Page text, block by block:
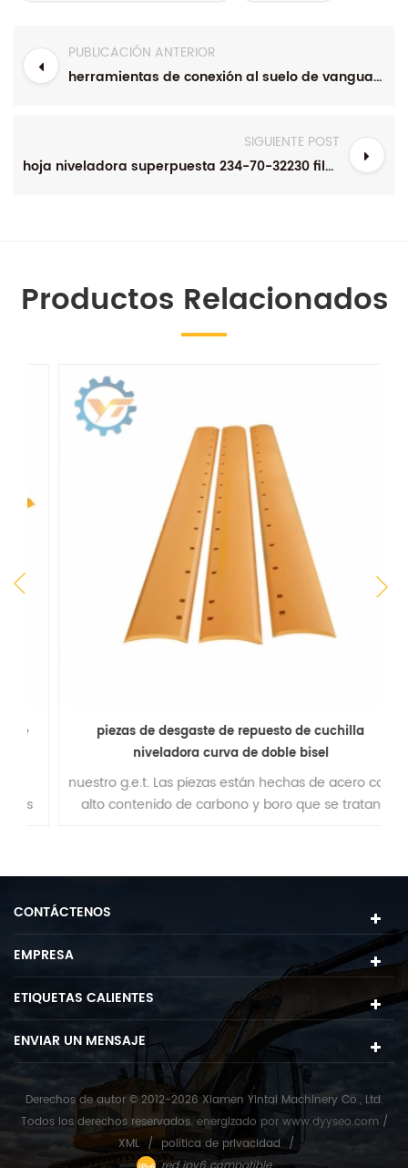
PUBLICACIÓN ANTERIOR
herramientas de conexión al suelo de vanguardia plana profesional 9w1878 para topadora
SIGUIENTE POST
hoja niveladora superpuesta 234-70-32230 filos de corte hoja niveladora komatsu
Productos Relacionados
piezas de desgaste de repuesto de cuchilla
niveladora curva de doble bisel
nuestro g.e.t. Las piezas están hechas de acero con
alto contenido de carbono y boro que se tratan
CONTÁCTENOS
EMPRESA
ETIQUETAS CALIENTES
ENVIAR UN MENSAJE
Derechos de autor © 2012-2026 Xiamen Yintai Machinery Co., Ltd.
Todos los derechos reservados. energizado por www.dyyseo.com /
XML / política de privacidad /